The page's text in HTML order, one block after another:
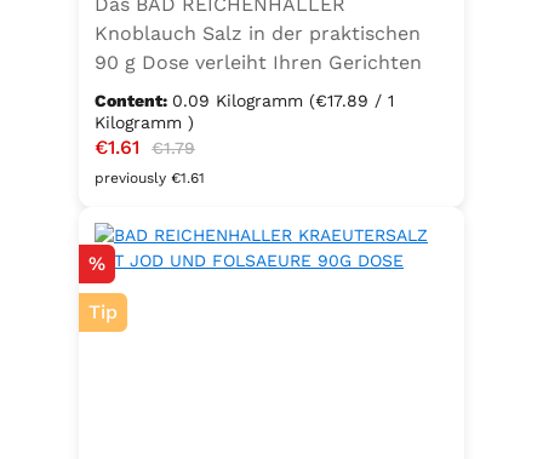
Knoblauch Salz in der praktischen
90 g Dose verleiht Ihren Gerichten
einen vollmundigen, aromatischen
Knoblauchgeschmack. Hergestellt
ohne Geschmacksverstärker, zu 100
% vegan und glutenfrei – ideal für
zum Würzen von Pasta, Fleisch,
Fisch, Gemüse und mediterranen
Speisen. Zutaten:Siedesalz, 10 %
Knoblauch, 5 % Kräuter und
Content: 0.09 Kilogramm (€17.89 / 1
Kilogramm )
Sale price:
€1.61 Regular price:
€1.79
previously €1.61
Discount
%
Tip